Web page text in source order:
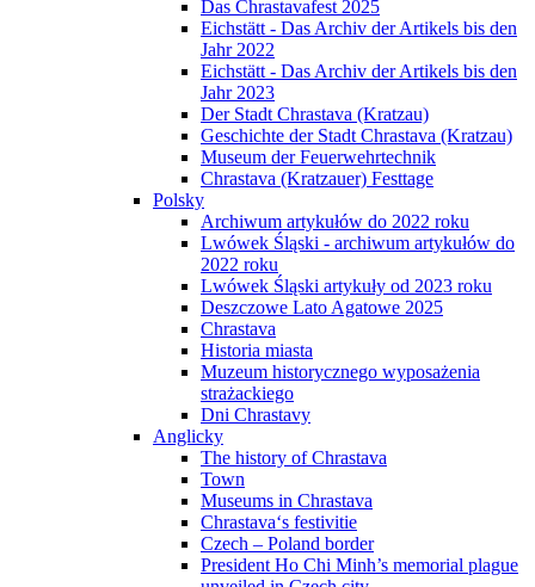
Das Chrastavafest 2025
Eichstätt - Das Archiv der Artikels bis den
Jahr 2022
Eichstätt - Das Archiv der Artikels bis den
Jahr 2023
Der Stadt Chrastava (Kratzau)
Geschichte der Stadt Chrastava (Kratzau)
Museum der Feuerwehrtechnik
Chrastava (Kratzauer) Festtage
Polsky
Archiwum artykułów do 2022 roku
Lwówek Śląski - archiwum artykułów do
2022 roku
Lwówek Śląski artykuły od 2023 roku
Deszczowe Lato Agatowe 2025
Chrastava
Historia miasta
Muzeum historycznego wyposażenia
strażackiego
Dni Chrastavy
Anglicky
The history of Chrastava
Town
Museums in Chrastava
Chrastava‘s festivitie
Czech – Poland border
President Ho Chi Minh’s memorial plague